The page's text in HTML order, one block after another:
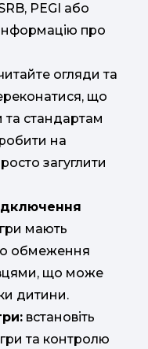
PEGI або
про
огляди та
що
та стандартам
на
загуглити
мають
обмеження
що може
дитини.
встановіть
та контролю